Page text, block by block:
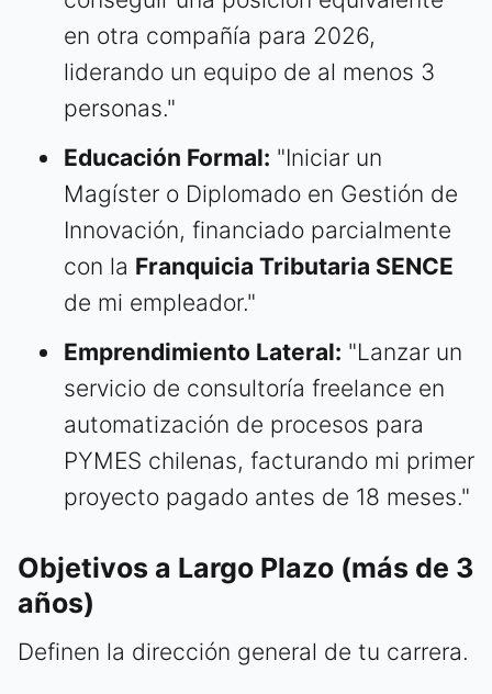
en otra compañía para 2026,
liderando un equipo de al menos 3
personas."
Educación Formal: "Iniciar un
Magíster o Diplomado en Gestión de
Innovación, financiado parcialmente
con la Franquicia Tributaria SENCE
de mi empleador."
Emprendimiento Lateral: "Lanzar un
servicio de consultoría freelance en
automatización de procesos para
PYMES chilenas, facturando mi primer
proyecto pagado antes de 18 meses."
Objetivos a Largo Plazo (más de 3
años)
Definen la dirección general de tu carrera.